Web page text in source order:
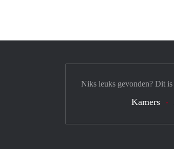
Niks leuks gevonden? Dit
Kamers